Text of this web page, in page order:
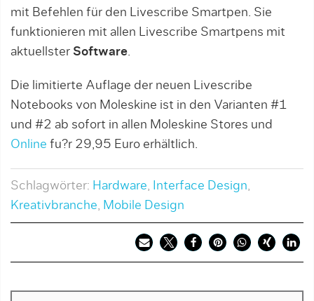
mit Befehlen für den Livescribe Smartpen. Sie
funktionieren mit allen Livescribe Smartpens mit
aktuellster Software.
Die limitierte Auflage der neuen Livescribe
Notebooks von Moleskine ist in den Varianten #1
und #2 ab sofort in allen Moleskine Stores und
Online fu?r 29,95 Euro erhältlich.
Schlagwörter: Hardware, Interface Design,
Kreativbranche, Mobile Design